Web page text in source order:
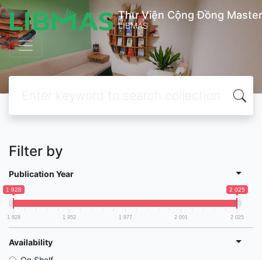
Thư Viện Cộng Đồng
LIBMAS
Filter by
Publication Year
1 928 2 025
1 928 1 952 1 977 2 001 2 025
Availability